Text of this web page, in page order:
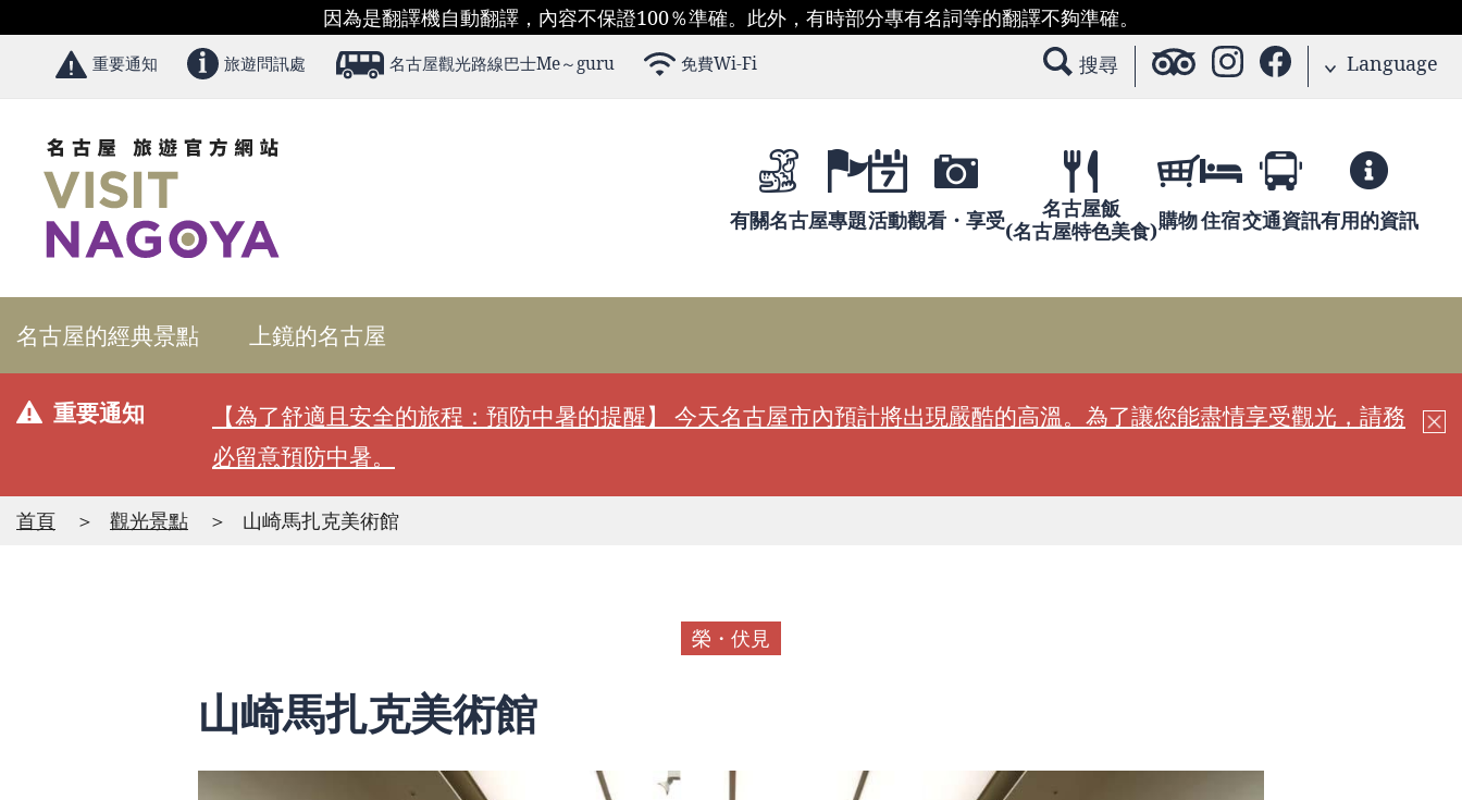
因為是翻譯機自動翻譯，內容不保證100％準確。此外，有時部分專有名詞等的翻譯不夠準確。
重要通知 旅遊問訊處 名古屋觀光路線巴士Me～guru 免費Wi-Fi 搜尋 Language
有關名古屋專題活動觀看・享受
名古屋飯
(名古屋特色美食)購物住宿交通資訊有用的資訊
名古屋的經典景點 上鏡的名古屋
重要通知
【為了舒適且安全的旅程：預防中暑的提醒】 今天名古屋市內預計將出現嚴酷的高溫。為了讓您能盡情享受觀光，請務
必留意預防中暑。
首頁 觀光景點 山崎馬扎克美術館
榮・伏見
山崎馬扎克美術館